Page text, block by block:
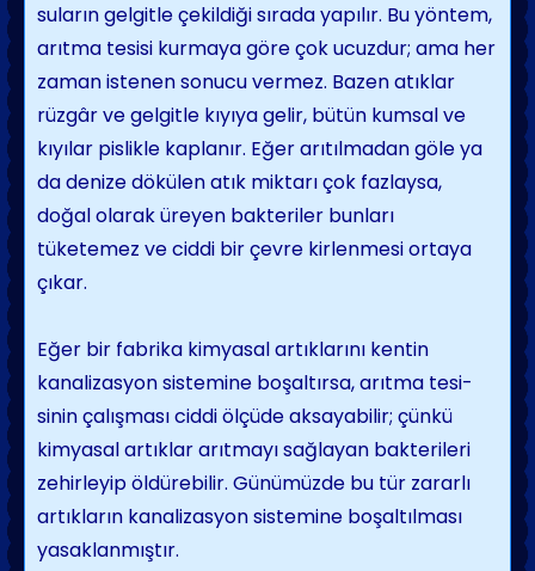
suların gelgitle çekildiği sırada yapılır. Bu yöntem,
arıtma tesisi kur­maya göre çok ucuzdur; ama her
zaman istenen sonucu vermez. Bazen atıklar
rüzgâr ve gelgitle kıyıya gelir, bütün kumsal ve
kıyılar pislikle kaplanır. Eğer arıtılmadan göle ya
da denize dökülen atık miktarı çok fazlaysa,
doğal olarak üreyen bakteriler bun­ları
tüketemez ve ciddi bir çevre kirlenmesi ortaya
çıkar.
Eğer bir fabrika kimyasal artıklarını kentin
kanalizasyon sistemine boşaltırsa, arıtma tesi­
sinin çalışması ciddi ölçüde aksayabilir; çünkü
kimyasal artıklar arıtmayı sağlayan bakterileri
zehirleyip öldürebilir. Günümüzde bu tür za­rarlı
artıkların kanalizasyon sistemine boşal­tılması
yasaklanmıştır.